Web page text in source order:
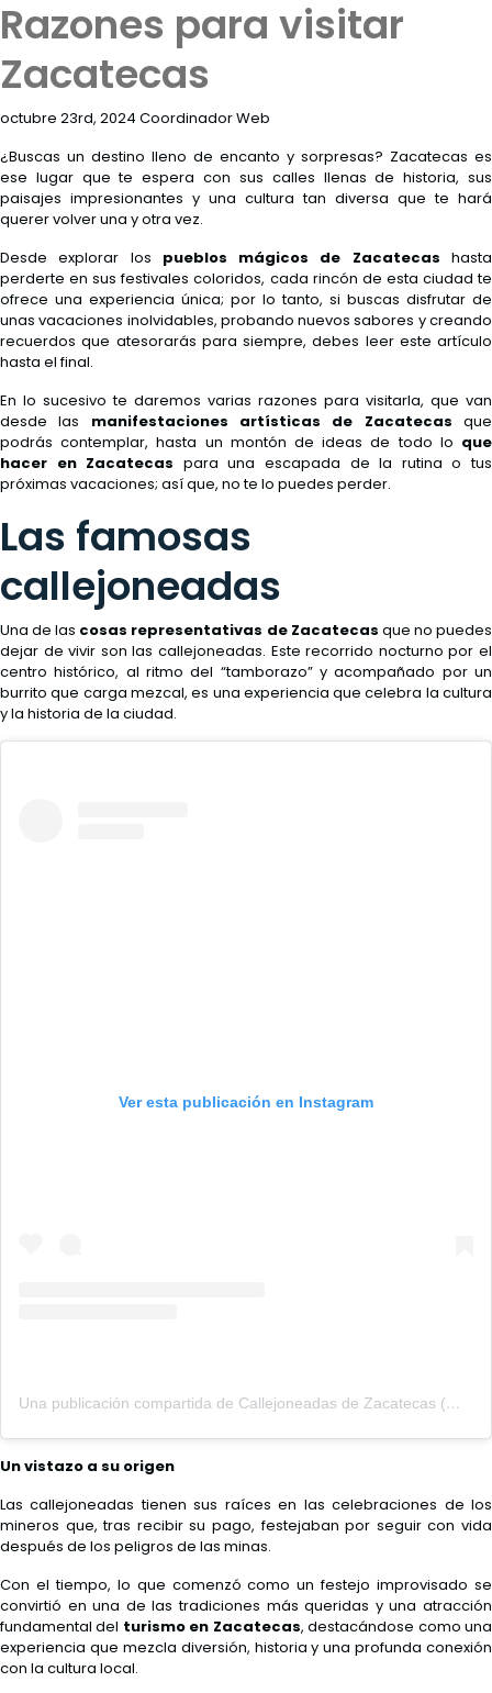
Destinos
Habitaciones
Restaurantes
&
Bares
Tour
360°
Blog
Eventos
Contacto
Facturación
Eléctronica
Preguntas
ENG
Razones para visitar
Zacatecas
octubre 23rd, 2024 Coordinador Web
¿Buscas un destino lleno de encanto y sorpresas? Zacatecas es
ese lugar que te espera con sus calles llenas de historia, sus
paisajes impresionantes y una cultura tan diversa que te hará
querer volver una y otra vez.
Desde explorar los pueblos mágicos de Zacatecas hasta
perderte en sus festivales coloridos, cada rincón de esta ciudad te
ofrece una experiencia única; por lo tanto, si buscas disfrutar de
unas vacaciones inolvidables, probando nuevos sabores y creando
recuerdos que atesorarás para siempre, debes leer este artículo
hasta el final.
En lo sucesivo te daremos varias razones para visitarla, que van
desde las manifestaciones artísticas de Zacatecasque
podrás contemplar, hasta un montón de ideas de todo lo que
hacer en Zacatecas para una escapada de la rutina o tus
próximas vacaciones; así que, no te lo puedes perder.
Las famosas
callejoneadas
Una de las cosas representativas de Zacatecas que no puedes
dejar de vivir son las callejoneadas. Este recorrido nocturno por el
centro histórico, al ritmo del “tamborazo” y acompañado por un
burrito que carga mezcal, es una experiencia que celebra la cultura
y la historia de la ciudad.
Ver esta publicación en Instagram
Una publicación compartida de Callejoneadas de Zacatecas (@callejoneadaszacatecas)
Un vistazo a su origen
Las callejoneadas tienen sus raíces en las celebraciones de los
mineros que, tras recibir su pago, festejaban por seguir con vida
después de los peligros de las minas.
Con el tiempo, lo que comenzó como un festejo improvisado se
convirtió en una de las tradiciones más queridas y una atracción
fundamental del turismo en Zacatecas, destacándose como una
experiencia que mezcla diversión, historia y una profunda conexión
con la cultura local.